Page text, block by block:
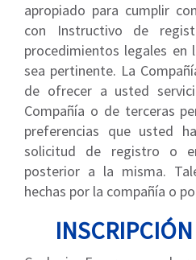
apropiado para cumplir
con Instructivo de
procedimientos legales
sea pertinente. La
de ofrecer a usted
Compañía o de terceras
preferencias que usted
solicitud de registro o
posterior a la misma.
hechas por la compañía o